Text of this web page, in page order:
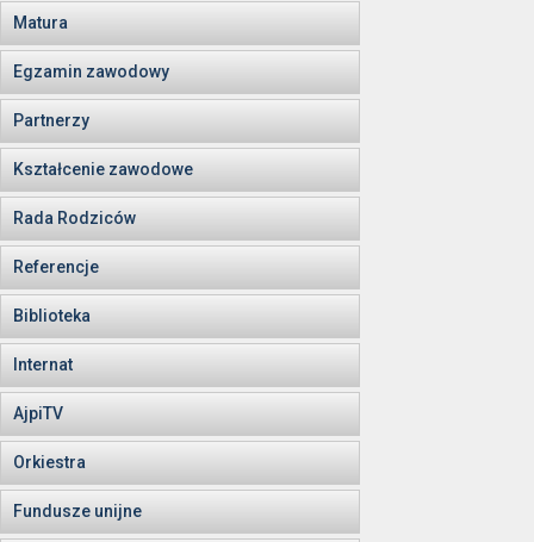
Matura
Egzamin zawodowy
Partnerzy
Kształcenie zawodowe
Rada Rodziców
Referencje
Biblioteka
Internat
AjpiTV
Orkiestra
Fundusze unijne